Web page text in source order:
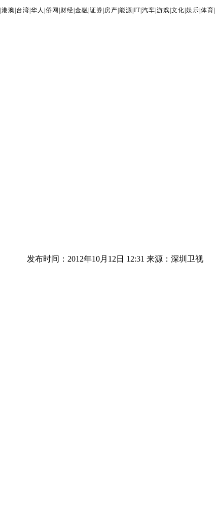
港澳 台湾 华人 侨网 财经 金融 证券 房产 能源 IT| 汽车 游戏 文化 娱乐 体育
发布时间：2012年10月12日 12:31 来源：深圳卫视